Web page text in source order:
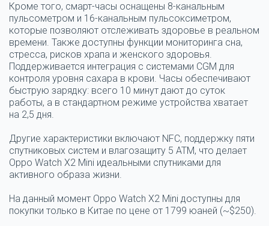
Кроме того, смарт-часы оснащены 8-канальным
пульсометром и 16-канальным пульсоксиметром,
которые позволяют отслеживать здоровье в реальном
времени. Также доступны функции мониторинга сна,
стресса, рисков храпа и женского здоровья.
Поддерживается интеграция с системами CGM для
контроля уровня сахара в крови. Часы обеспечивают
быструю зарядку: всего 10 минут дают до суток
работы, а в стандартном режиме устройства хватает
на 2,5 дня.
Другие характеристики включают NFC, поддержку пяти
спутниковых систем и влагозащиту 5 ATM, что делает
Oppo Watch X2 Mini идеальными спутниками для
активного образа жизни.
На данный момент Oppo Watch X2 Mini доступны для
покупки только в Китае по цене от 1799 юаней (~$250).